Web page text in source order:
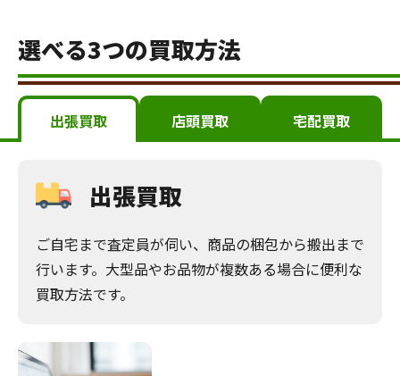
選べる3つの買取方法
出張買取 店頭買取 宅配買取
出張買取
ご自宅まで査定員が伺い、商品の梱包から搬出まで
行います。大型品やお品物が複数ある場合に便利な
買取方法です。